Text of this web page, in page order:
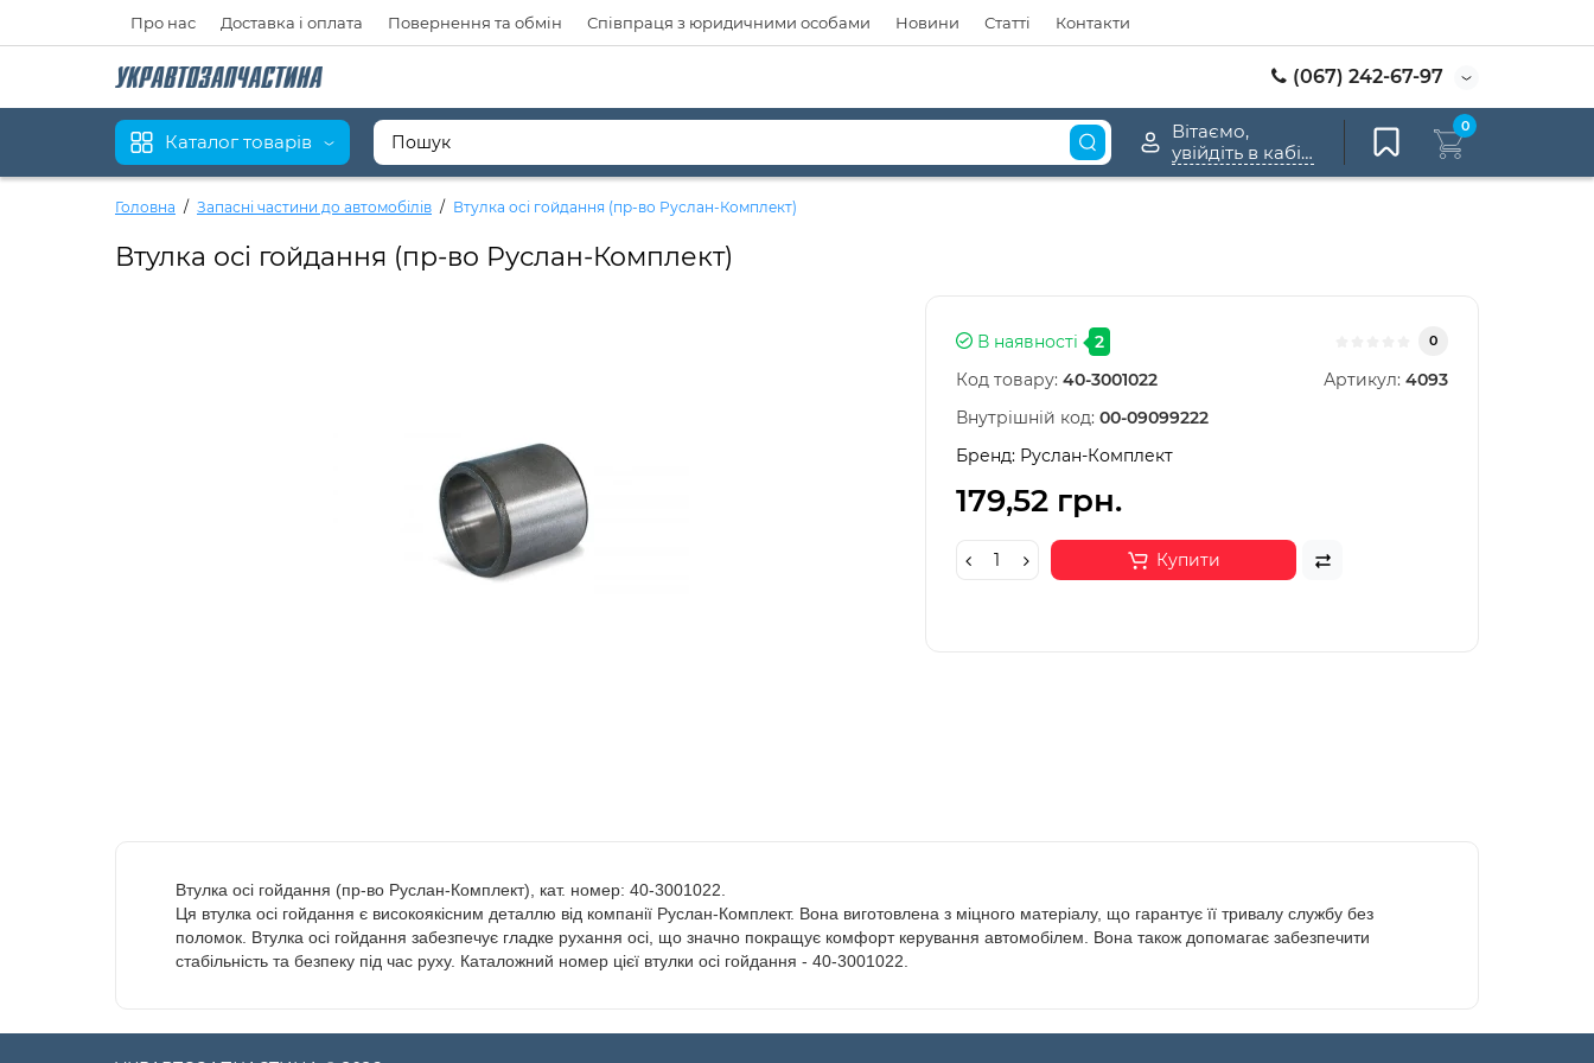
Про нас Доставка і оплата Повернення та обмін Співпраця з юридичними особами Новини Статті Контакти
(067) 242-67-97
Каталог товарів
Вітаємо,
увійдіть в кабінет
0
Головна Запасні частини до автомобілів Втулка осі гойдання (пр-во Руслан-Комплект)
Втулка осі гойдання (пр-во Руслан-Комплект)
В наявності 2 0
Код товару: 40-3001022 Артикул: 4093
Внутрішній код: 00-09099222
Бренд: Руслан-Комплект
179,52 грн.
Купити
Втулка осі гойдання (пр-во Руслан-Комплект), кат. номер: 40-3001022.
Ця втулка осі гойдання є високоякісним деталлю від компанії Руслан-Комплект. Вона виготовлена з міцного матеріалу, що гарантує її тривалу службу без
поломок. Втулка осі гойдання забезпечує гладке рухання осі, що значно покращує комфорт керування автомобілем. Вона також допомагає забезпечити
стабільність та безпеку під час руху. Каталожний номер цієї втулки осі гойдання - 40-3001022.